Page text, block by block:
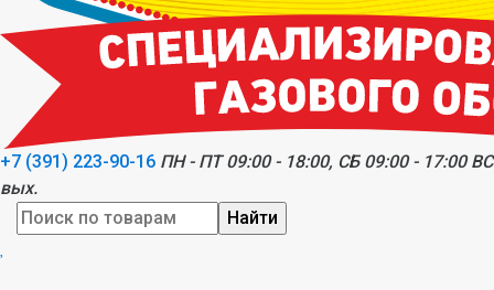
+7 (391) 223-90-16 ПН - ПТ 09:00 - 18:00, СБ 09:00 - 17:00
вых.
Найти